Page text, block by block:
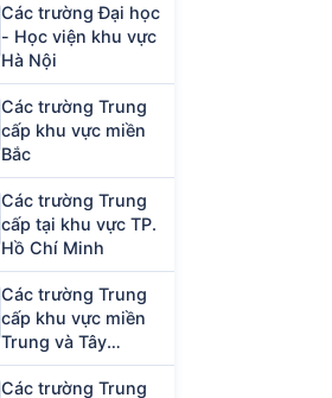
Các trường Đại học
- Học viện khu vực
Hà Nội
Các trường Trung
cấp khu vực miền
Bắc
Các trường Trung
cấp tại khu vực TP.
Hồ Chí Minh
Các trường Trung
cấp khu vực miền
Trung và Tây
Nguyên
Các trường Trung